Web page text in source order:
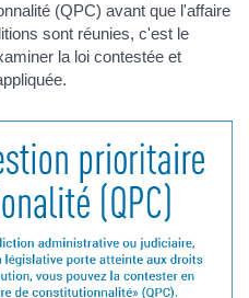
(QPC) avant que l'affaire
sont réunies, c'est le
la loi contestée et